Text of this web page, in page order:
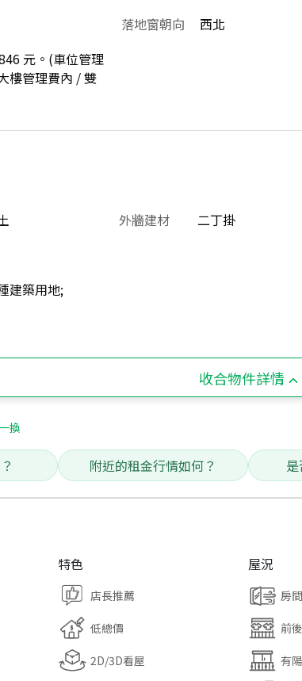
落地窗朝向 西北
元。(車位管理
樓管理費內 / 雙
外牆建材 二丁掛
建築用地;
收合物件詳情
換
附近的租金行情如何？
特色
店長推薦
低總價
2D/3D看屋
屋況
房
前
有